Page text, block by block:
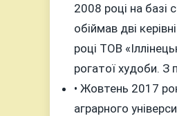
2008 році на базі
обіймав дві
році ТОВ
рогатої худоби.
• Жовтень 2017
аграрного